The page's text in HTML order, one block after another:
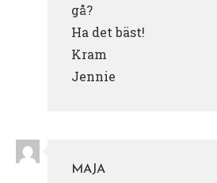
gå?
Ha det bäst!
Kram
Jennie
MAJA